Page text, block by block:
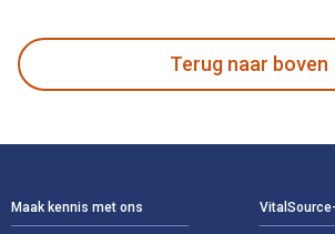
Terug naar boven
Maak kennis met ons